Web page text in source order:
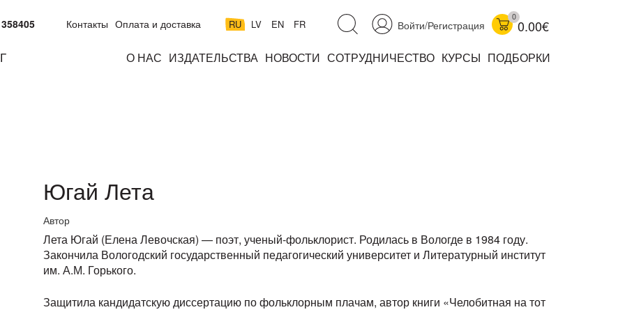
Войти/Регистрация
0
0.00€
RU LV EN FR
Контакты Оплата и доставка
О НАС ИЗДАТЕЛЬСТВА НОВОСТИ СОТРУДНИЧЕСТВО КУРСЫ ПОДБОРКИ
книги уехали
Югай Лета
Автор
Лета Югай (Елена Левочская) — поэт, ученый-фольклорист. Родилась в Вологде в 1984 году.
Закончила Вологодский государственный педагогический университет и Литературный институт
им. А.М. Горького.
Защитила кандидатскую диссертацию по фольклорным плачам, автор книги «Челобитная на тот